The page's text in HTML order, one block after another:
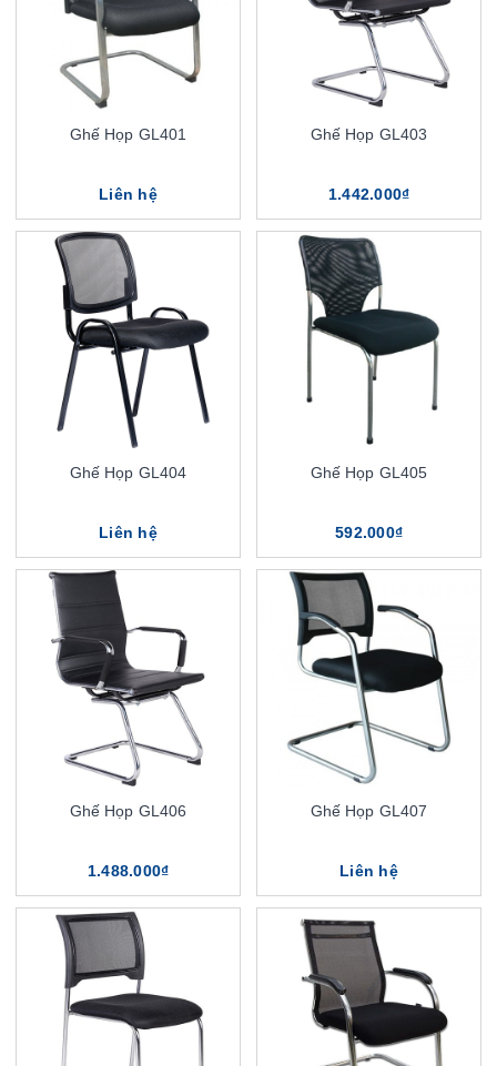
Ghế Họp GL401
Liên hệ
Ghế Họp GL403
1.442.000₫
Ghế Họp GL404
Liên hệ
Ghế Họp GL405
592.000₫
Ghế Họp GL406
1.488.000₫
Ghế Họp GL407
Liên hệ